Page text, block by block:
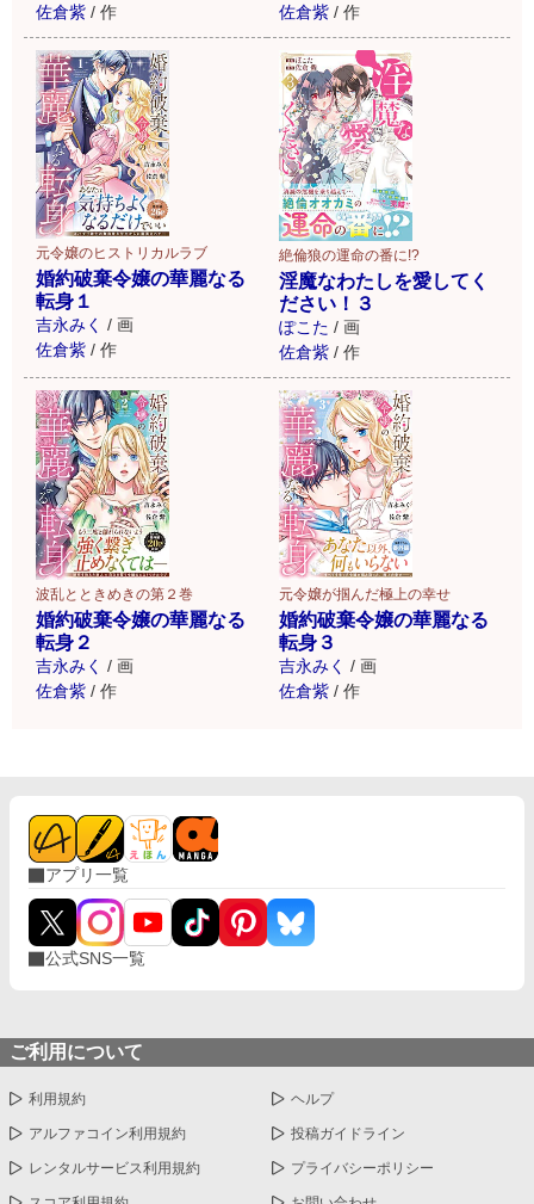
佐倉紫 / 作
佐倉紫 / 作
元令嬢のヒストリカルラブ
婚約破棄令嬢の華麗なる
転身１
吉永みく / 画
佐倉紫 / 作
絶倫狼の運命の番に!?
淫魔なわたしを愛してく
ださい！３
ぽこた / 画
佐倉紫 / 作
波乱とときめきの第２巻
婚約破棄令嬢の華麗なる
転身２
吉永みく / 画
佐倉紫 / 作
元令嬢が掴んだ極上の幸せ
婚約破棄令嬢の華麗なる
転身３
吉永みく / 画
佐倉紫 / 作
アプリ一覧
公式SNS一覧
ご利用について
利用規約 ヘルプ
アルファコイン利用規約 投稿ガイドライン
レンタルサービス利用規約 プライバシーポリシー